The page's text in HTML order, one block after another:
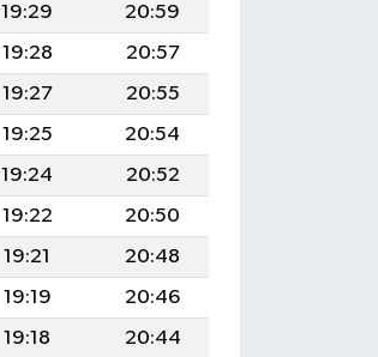
19:29
20:59
19:28
20:57
19:27
20:55
19:25
20:54
19:24
20:52
19:22
20:50
19:21
20:48
19:19
20:46
19:18
20:44